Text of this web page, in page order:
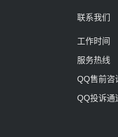
联系我们
工作时间
服务热线
QQ售前咨
QQ投诉通